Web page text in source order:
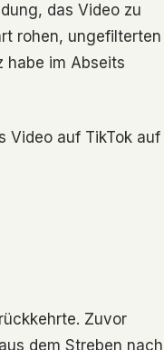
das Video zu
rohen, ungefilterten
habe im Abseits
Video auf TikTok auf
Zuvor
dem Streben nach